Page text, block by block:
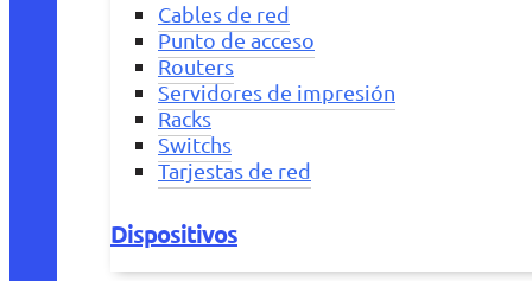
Cables de red
Punto de acceso
Routers
Servidores de impresión
Racks
Switchs
Tarjestas de red
Dispositivos